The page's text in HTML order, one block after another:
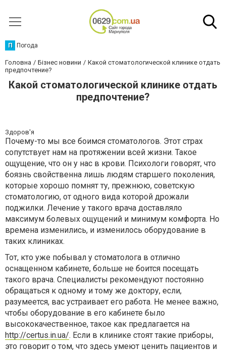
П Погода
Головна Бізнес новини
Какой стоматологической клинике отдать
предпочтение?
Какой стоматологической клинике отдать
предпочтение?
Здоров'я
Почему-то мы все боимся стоматологов. Этот страх
сопутствует нам на протяжении всей жизни. Такое
ощущение, что он у нас в крови. Психологи говорят, что
боязнь свойственна лишь людям старшего поколения,
которые хорошо помнят ту, прежнюю, советскую
стоматологию, от одного вида которой дрожали
поджилки. Лечение у такого врача доставляло
максимум болевых ощущений и минимум комфорта. Но
времена изменились, и изменилось оборудование в
таких клиниках.
Тот, кто уже побывал у стоматолога в отлично
оснащенном кабинете, больше не боится посещать
такого врача. Специалисты рекомендуют постоянно
обращаться к одному и тому же доктору, если,
разумеется, вас устраивает его работа. Не менее важно,
чтобы оборудование в его кабинете было
высококачественное, такое как предлагается на
http://certus.in.ua/. Если в клинике стоят такие приборы,
это говорит о том, что здесь умеют ценить пациентов и